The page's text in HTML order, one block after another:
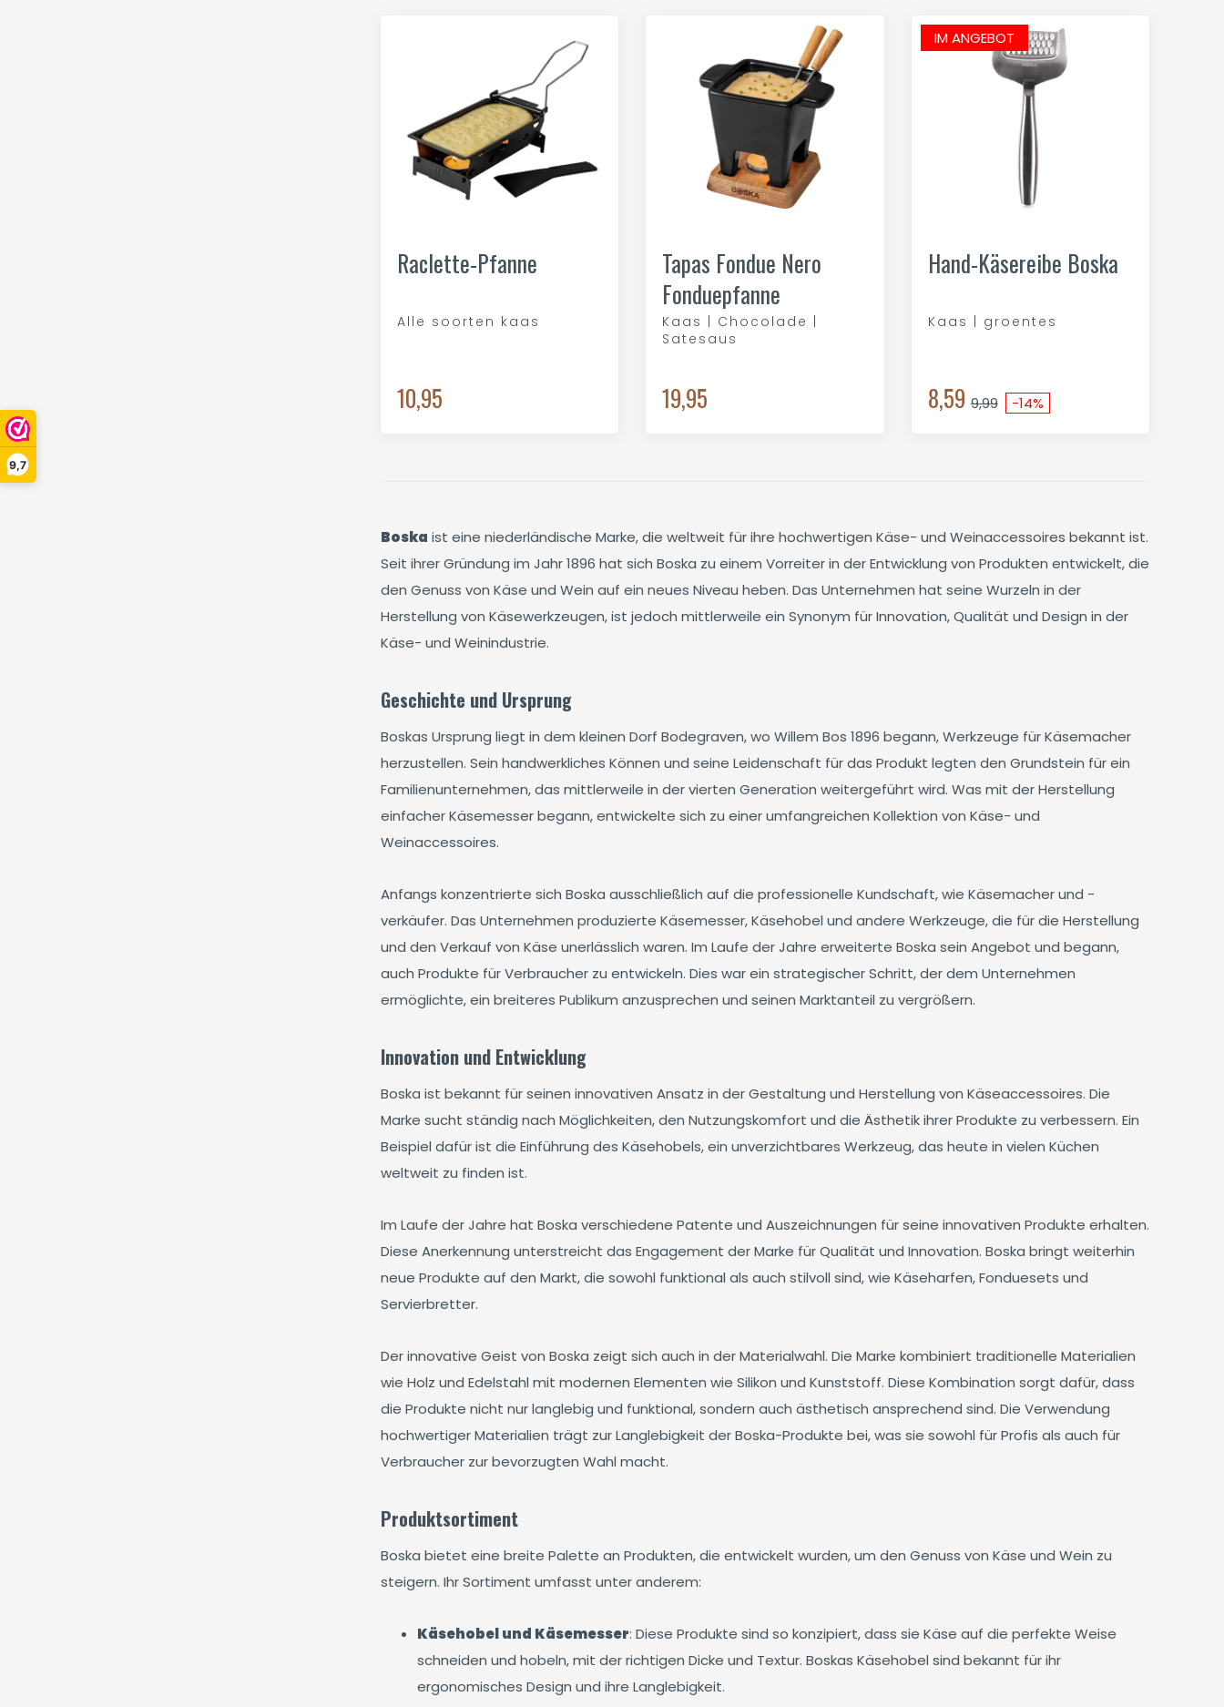
9,7
Raclette-Pfanne
Alle soorten kaas
10,95
Tapas Fondue Nero
Fonduepfanne
Kaas | Chocolade |
Satesaus
19,95
IM ANGEBOT
Hand-Käsereibe Boska
Kaas | groentes
8,59 9,99 -14%
Boska ist eine niederländische Marke, die weltweit für ihre hochwertigen Käse- und Weinaccessoires bekannt ist.
Seit ihrer Gründung im Jahr 1896 hat sich Boska zu einem Vorreiter in der Entwicklung von Produkten entwickelt, die
den Genuss von Käse und Wein auf ein neues Niveau heben. Das Unternehmen hat seine Wurzeln in der
Herstellung von Käsewerkzeugen, ist jedoch mittlerweile ein Synonym für Innovation, Qualität und Design in der
Käse- und Weinindustrie.
Geschichte und Ursprung
Boskas Ursprung liegt in dem kleinen Dorf Bodegraven, wo Willem Bos 1896 begann, Werkzeuge für Käsemacher
herzustellen. Sein handwerkliches Können und seine Leidenschaft für das Produkt legten den Grundstein für ein
Familienunternehmen, das mittlerweile in der vierten Generation weitergeführt wird. Was mit der Herstellung
einfacher Käsemesser begann, entwickelte sich zu einer umfangreichen Kollektion von Käse- und
Weinaccessoires.
Anfangs konzentrierte sich Boska ausschließlich auf die professionelle Kundschaft, wie Käsemacher und -
verkäufer. Das Unternehmen produzierte Käsemesser, Käsehobel und andere Werkzeuge, die für die Herstellung
und den Verkauf von Käse unerlässlich waren. Im Laufe der Jahre erweiterte Boska sein Angebot und begann,
auch Produkte für Verbraucher zu entwickeln. Dies war ein strategischer Schritt, der dem Unternehmen
ermöglichte, ein breiteres Publikum anzusprechen und seinen Marktanteil zu vergrößern.
Innovation und Entwicklung
Boska ist bekannt für seinen innovativen Ansatz in der Gestaltung und Herstellung von Käseaccessoires. Die
Marke sucht ständig nach Möglichkeiten, den Nutzungskomfort und die Ästhetik ihrer Produkte zu verbessern. Ein
Beispiel dafür ist die Einführung des Käsehobels, ein unverzichtbares Werkzeug, das heute in vielen Küchen
weltweit zu finden ist.
Im Laufe der Jahre hat Boska verschiedene Patente und Auszeichnungen für seine innovativen Produkte erhalten.
Diese Anerkennung unterstreicht das Engagement der Marke für Qualität und Innovation. Boska bringt weiterhin
neue Produkte auf den Markt, die sowohl funktional als auch stilvoll sind, wie Käseharfen, Fonduesets und
Servierbretter.
Der innovative Geist von Boska zeigt sich auch in der Materialwahl. Die Marke kombiniert traditionelle Materialien
wie Holz und Edelstahl mit modernen Elementen wie Silikon und Kunststoff. Diese Kombination sorgt dafür, dass
die Produkte nicht nur langlebig und funktional, sondern auch ästhetisch ansprechend sind. Die Verwendung
hochwertiger Materialien trägt zur Langlebigkeit der Boska-Produkte bei, was sie sowohl für Profis als auch für
Verbraucher zur bevorzugten Wahl macht.
Produktsortiment
Boska bietet eine breite Palette an Produkten, die entwickelt wurden, um den Genuss von Käse und Wein zu
steigern. Ihr Sortiment umfasst unter anderem:
Käsehobel und Käsemesser: Diese Produkte sind so konzipiert, dass sie Käse auf die perfekte Weise
schneiden und hobeln, mit der richtigen Dicke und Textur. Boskas Käsehobel sind bekannt für ihr
ergonomisches Design und ihre Langlebigkeit.